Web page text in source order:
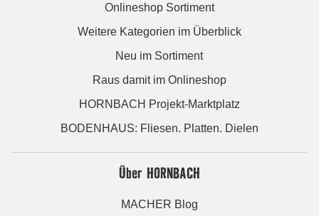
Onlineshop Sortiment
Weitere Kategorien im Überblick
Neu im Sortiment
Raus damit im Onlineshop
HORNBACH Projekt-Marktplatz
BODENHAUS: Fliesen. Platten. Dielen
Über HORNBACH
MACHER Blog